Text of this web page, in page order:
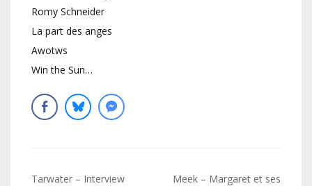
Romy Schneider
La part des anges
Awotws
Win the Sun…
Navigation
Tarwater – Interview Meek – Margaret et ses